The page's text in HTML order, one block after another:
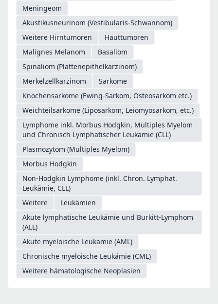
Meningeom
Akustikusneurinom (Vestibularis-Schwannom)
Weitere Hirntumoren
Hauttumoren
Malignes Melanom
Basaliom
Spinaliom (Plattenepithelkarzinom)
Merkelzellkarzinom
Sarkome
Knochensarkome (Ewing-Sarkom, Osteosarkom etc.)
Weichteilsarkome (Liposarkom, Leiomyosarkom, etc.)
Lymphome inkl. Morbus Hodgkin, Multiples Myelom
und Chronisch Lymphatischer Leukämie (CLL)
Plasmozytom (Multiples Myelom)
Morbus Hodgkin
Non-Hodgkin Lymphome (inkl. Chron. Lymphat.
Leukämie, CLL)
Weitere
Leukämien
Akute lymphatische Leukämie und Burkitt-Lymphom
(ALL)
Akute myeloische Leukämie (AML)
Chronische myeloische Leukämie (CML)
Weitere hämatologische Neoplasien